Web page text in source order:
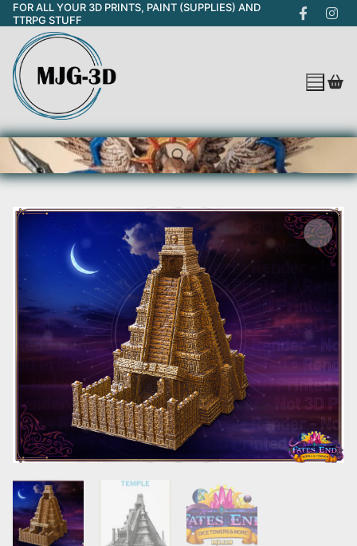
Skip
to
content
FOR ALL YOUR 3D PRINTS, PAINT (SUPPLIES) AND
TTRPG STUFF
Search for: